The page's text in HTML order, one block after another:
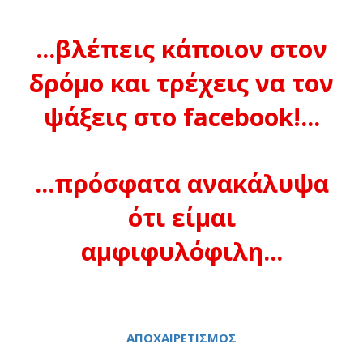
...βλέπεις κάποιον στον
δρόμο και τρέχεις να τον
ψάξεις στο facebook!...
...πρόσφατα ανακάλυψα
ότι είμαι
αμφιφυλόφιλη...
ΑΠΟΧΑΙΡΕΤΙΣΜΟΣ